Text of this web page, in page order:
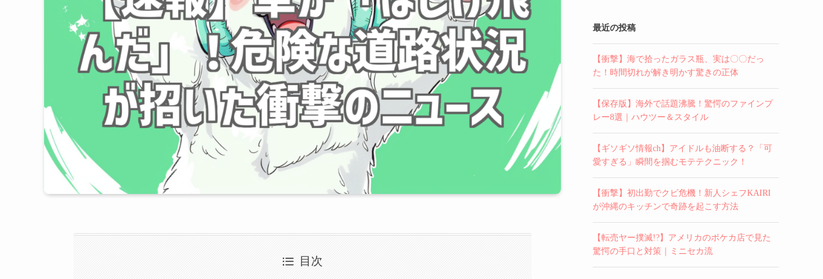
目次
最近の投稿
【衝撃】海で拾ったガラス瓶、実は〇〇だっ
た！時間切れが解き明かす驚きの正体
【保存版】海外で話題沸騰！驚愕のファインプ
レー8選｜ハウツー＆スタイル
【ギソギソ情報ch】アイドルも油断する？「可
愛すぎる」瞬間を掴むモテテクニック！
【衝撃】初出勤でクビ危機！新人シェフKAIRI
が沖縄のキッチンで奇跡を起こす方法
【転売ヤー撲滅!?】アメリカのポケカ店で見た
驚愕の手口と対策｜ミニセカ流